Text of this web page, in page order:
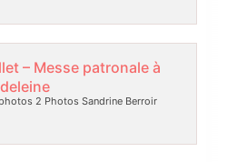
– Messe patronale à
2 Photos Sandrine Berroir